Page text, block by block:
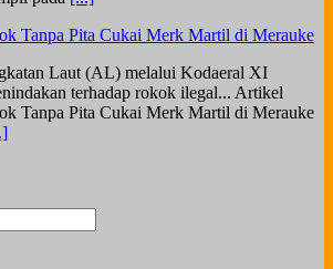
Tanpa Pita Cukai Merk Martil di Merauke
Laut (AL) melalui Kodaeral XI
terhadap rokok ilegal... Artikel
Tanpa Pita Cukai Merk Martil di Merauke